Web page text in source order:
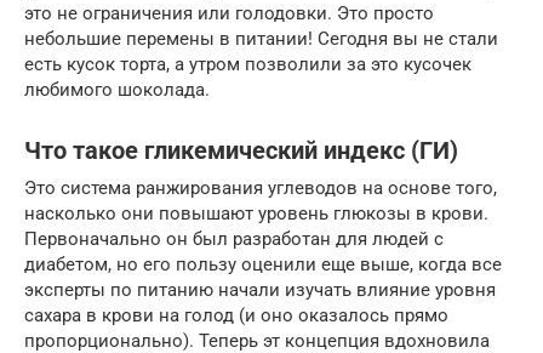
это не ограничения или голодовки. Это просто
небольшие перемены в питании! Сегодня вы не стали
есть кусок торта, а утром позволили за это кусочек
любимого шоколада.
Что такое гликемический индекс (ГИ)
Это система ранжирования углеводов на основе того,
насколько они повышают уровень глюкозы в крови.
Первоначально он был разработан для людей с
диабетом, но его пользу оценили еще выше, когда все
эксперты по питанию начали изучать влияние уровня
сахара в крови на голод (и оно оказалось прямо
пропорционально). Теперь эт концепция вдохновила